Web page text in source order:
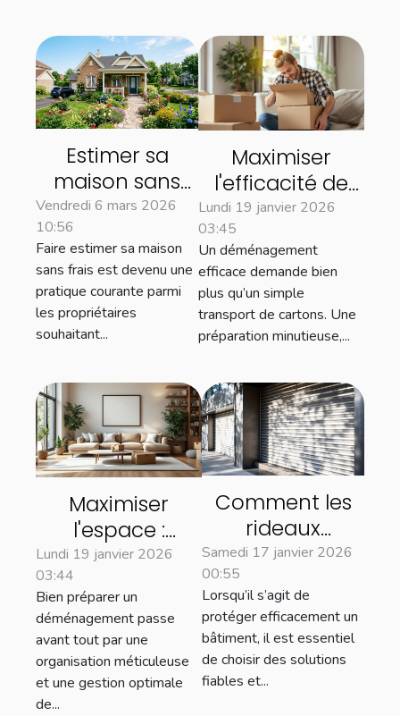
Estimer sa
maison sans
frais : quels
avantages
pour les
propriétaires ?
Vendredi 6 mars 2026
10:56
Faire estimer sa maison
sans frais est devenu une
pratique courante parmi
les propriétaires
souhaitant...
Maximiser
l'efficacité de
votre
déménagement
: astuces clés
Lundi 19 janvier 2026
03:45
Un déménagement
efficace demande bien
plus qu’un simple
transport de cartons. Une
préparation minutieuse,...
Maximiser
l'espace :
astuces pour un
déménagement
efficace
Lundi 19 janvier 2026
03:44
Bien préparer un
déménagement passe
avant tout par une
organisation méticuleuse
et une gestion optimale
de...
Comment les
rideaux
métalliques
renforcent la
sécurité des
bâtiments ?
Samedi 17 janvier 2026
00:55
Lorsqu’il s’agit de
protéger efficacement un
bâtiment, il est essentiel
de choisir des solutions
fiables et...